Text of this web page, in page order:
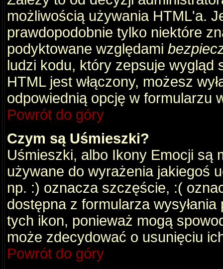
możliwością używania HTML'a.
prawdopodobnie tylko niektóre
podyktowane względami
ludzi kodu, który zepsuje wygląd
HTML jest włączony, możesz
odpowiednią opcję w formularzu
Powrót do góry
Czym są Uśmieszki?
Uśmieszki, albo Ikony Emocji są
używane do wyrażenia jakiegoś
np. :) oznacza szczęście, :(
dostępna z formularza
tych ikon, ponieważ mogą
może zdecydować o usunięciu
Powrót do góry